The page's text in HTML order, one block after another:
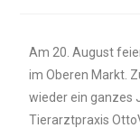
Am 20. August
im Oberen Markt.
wieder ein ganzes
Tierarztpraxis